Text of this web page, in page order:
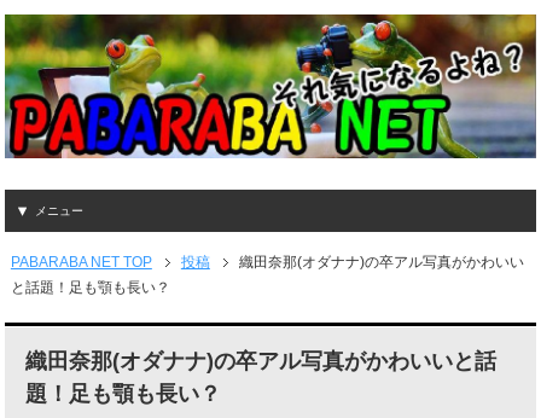
メニュー
PABARABA NET TOP 投稿
織田奈那(オダナナ)の卒アル写真がかわいい
と話題！足も顎も長い？
織田奈那(オダナナ)の卒アル写真がかわいいと話
題！足も顎も長い？